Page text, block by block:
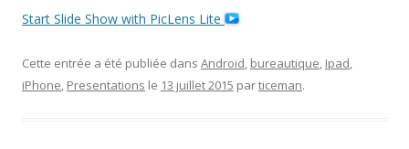
Start Slide Show with PicLens Lite
Cette entrée a été publiée dans Android, bureautique, Ipad,
iPhone, Presentations le 13 juillet 2015 particeman.